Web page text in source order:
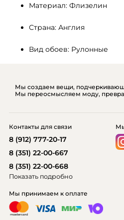
Материал: Флизелин
Страна: Англия
Вид обоев: Рулонные
Мы создаем вещи,
Мы переосмысляем моду,
Мы принимаем к оплате
Контакты для связи
8 (912) 777-20-17
8 (351) 22-00-667
8 (351) 22-00-668
Показать подробно